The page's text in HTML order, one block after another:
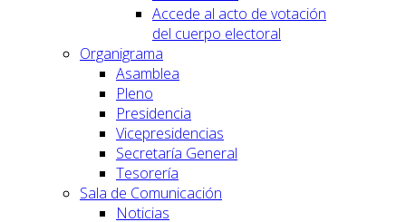
Accede al acto de votación
del cuerpo electoral
Organigrama
Asamblea
Pleno
Presidencia
Vicepresidencias
Secretaría General
Tesorería
Sala de Comunicación
Noticias